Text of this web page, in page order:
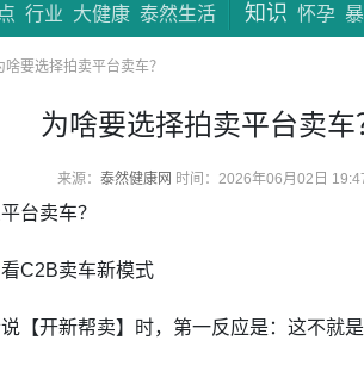
行业 大健康 泰然生活 知识 怀孕
啥要选择拍卖平台卖车？
为啥要选择拍卖平台卖车
来源： 泰然健康网 时间：2026年06月02日
卖车？
C2B卖车新模式
开新帮卖】时，第一反应是：这不就是